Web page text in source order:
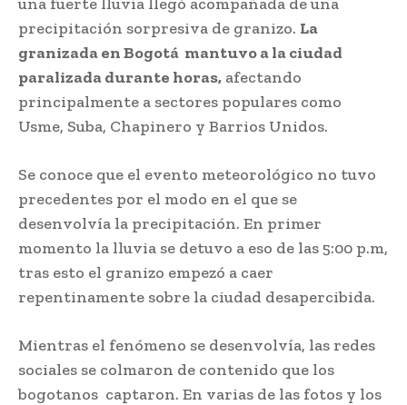
precipitación sorpresiva de granizo. La
granizada en Bogotá mantuvo a la ciudad
paralizada durante horas, afectando
principalmente a sectores populares como
Usme, Suba, Chapinero y Barrios Unidos.
Se conoce que el evento meteorológico no tuvo
precedentes por el modo en el que se
desenvolvía la precipitación. En primer
momento la lluvia se detuvo a eso de las 5:00 p.m,
tras esto el granizo empezó a caer
repentinamente sobre la ciudad desapercibida.
Mientras el fenómeno se desenvolvía, las redes
sociales se colmaron de contenido que los
bogotanos captaron. En varias de las fotos y los